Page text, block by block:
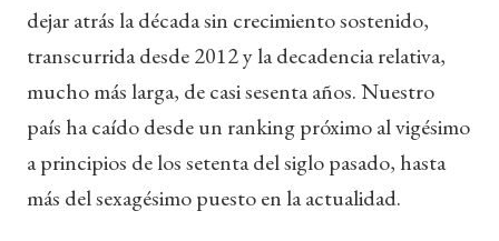
dejar atrás la década sin crecimiento sostenido,
transcurrida desde 2012 y la decadencia relativa,
mucho más larga, de casi sesenta años. Nuestro
país ha caído desde un ranking próximo al vigésimo
a principios de los setenta del siglo pasado, hasta
más del sexagésimo puesto en la actualidad.